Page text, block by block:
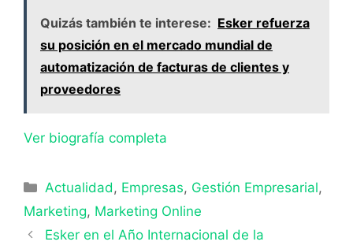
Quizás también te interese: Esker refuerza
su posición en el mercado mundial de
automatización de facturas de clientes y
proveedores
Ver biografía completa
Categorías
Actualidad , Empresas, Gestión Empresarial,
Marketing, Marketing Online
Esker en el Año Internacional de la